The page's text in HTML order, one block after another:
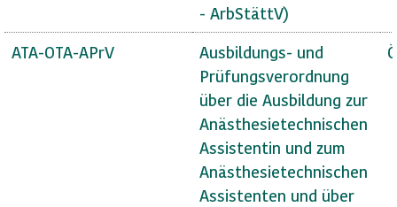
- ArbStättV)
ATA-OTA-APrV
Ausbildungs- und
Prüfungsverordnung
über die Ausbildung zur
Anästhesietechnischen
Assistentin und zum
Anästhesietechnischen
Assistenten und über